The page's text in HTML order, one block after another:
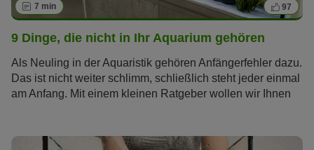
7 min 97
9 Dinge, die nicht in Ihr Aquarium gehören
Als Neuling in der Aquaristik gehören Anfängerfehler dazu.
Das ist nicht weiter schlimm, schließlich steht jeder einmal
am Anfang. Mit einem kleinen Ratgeber wollen wir Ihnen
wohlfühlen, zeigen wir Ihnen neun Dinge, die Sie nicht tun